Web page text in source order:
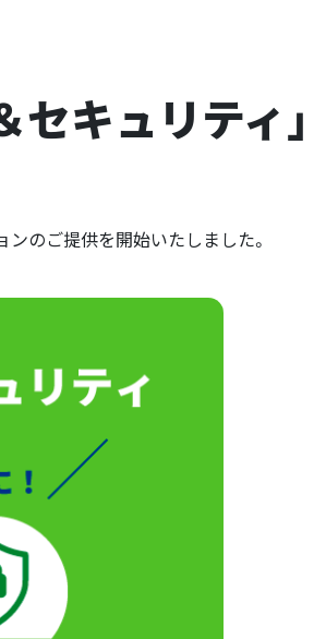
セキュリティ」
のご提供を開始いたしました。